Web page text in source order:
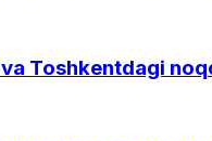
Toshkentdagi